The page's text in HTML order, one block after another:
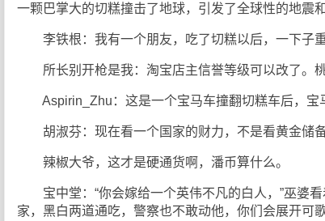
一颗巴掌大的切糕撞击了地球，引发了全球性的地震
李铁根：我有一个朋友，吃了切糕以后，一下子
所长别开枪是我：淘宝店主信誉等级可以改了。
Aspirin_Zhu：这是一个宝马车撞翻切糕车后，宝
胡淑芬：现在看一个国家的财力，不是看黄金储备
辣椒大爷，这才是硬通货啊，潘币算什么。
宝中堂：“你会嫁给一个英伟不凡的白人，”巫婆看
家，黑白两道通吃，警察也不敢动他，你们会展开可